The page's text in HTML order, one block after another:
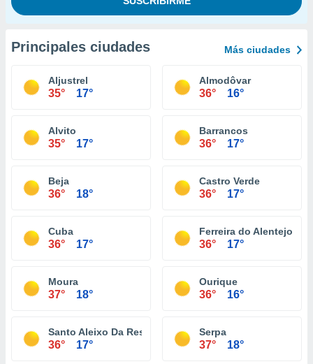
Principales ciudades Más ciudades
Aljustrel
35° 17°
Almodôvar
36° 16°
Alvito
35° 17°
Barrancos
36° 17°
Beja
36° 18°
Castro Verde
36° 17°
Cuba
36° 17°
Ferreira do Alentejo
36° 17°
Moura
37° 18°
Ourique
36° 16°
Santo Aleixo Da Restauração
36° 17°
Serpa
37° 18°